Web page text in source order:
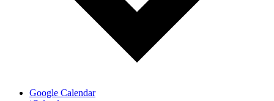
Google Calendar